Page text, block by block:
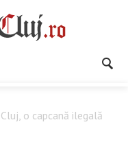
o capcană ilegală